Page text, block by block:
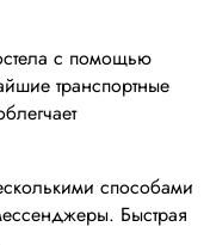
с помощью
транспортные
способами
Быстрая